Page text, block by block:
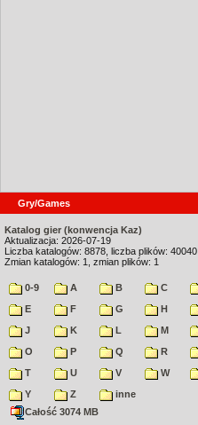
Gry/Games
Katalog gier (konwencja Kaz)
Aktualizacja: 2026-07-19
Liczba katalogów: 8878, liczba plików: 40040
Zmian katalogów: 1, zmian plików: 1
0-9 A B C
E
F G H
J
K L M
O
P Q R
T
U V W
Y
Z
inne
Całość 3074 MB